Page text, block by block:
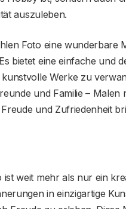
auszuleben.
Foto eine wunderbare
bietet eine einfache und
Werke zu
und Familie – Malen
und Zufriedenheit
weit mehr als nur ein
in einzigartige